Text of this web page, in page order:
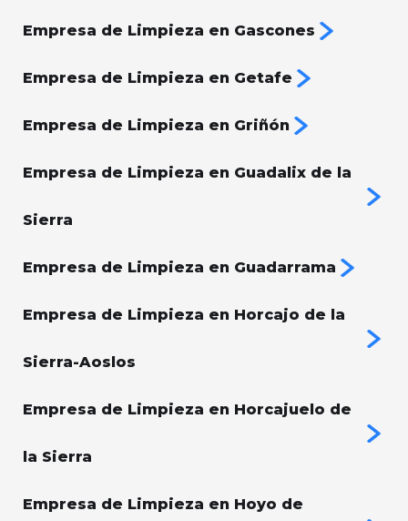
Empresa de Limpieza en Gascones
Empresa de Limpieza en Getafe
Empresa de Limpieza en Griñón
Empresa de Limpieza en Guadalix de la
Sierra
Empresa de Limpieza en Guadarrama
Empresa de Limpieza en Horcajo de la
Sierra-Aoslos
Empresa de Limpieza en Horcajuelo de
la Sierra
Empresa de Limpieza en Hoyo de